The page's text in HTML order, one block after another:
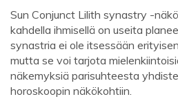
Sun Conjunct Lilith synastry -
kahdella ihmisellä on useita
synastria ei ole itsessään
mutta se voi tarjota
näkemyksiä parisuhteesta
horoskoopin näkökohtiin.